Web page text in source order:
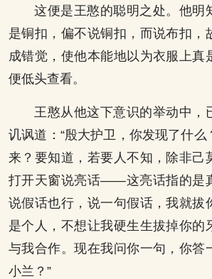
这便是王憨的聪明之处。他明
是铜扣，偏不说铜扣，而说布扣，
成错觉，使他本能地以为衣服上真
便低头查看。
王憨从他这下意识的举动中，
讥讽道：“殷大护卫，你发现了什
来？要知道，若要人不知，除非己
打开天窗说亮话——这亮话指的是
说假话也行，说一句假话，我就拔
是个人，不想让我硬生生拔掉你的
与我合作。现在我问你一句，你答
小兰？”